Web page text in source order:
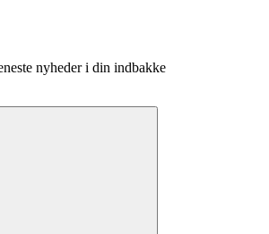
nyheder i din indbakke